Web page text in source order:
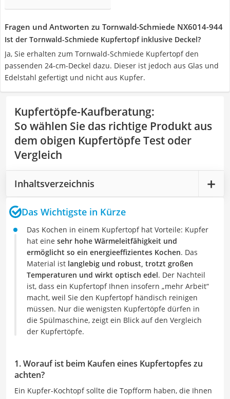
Fragen und Antworten zu Tornwald-Schmiede NX6014-944
Ist der Tornwald-Schmiede Kupfertopf inklusive Deckel?
Ja, Sie erhalten zum Tornwald-Schmiede Kupfertopf den
passenden 24-cm-Deckel dazu. Dieser ist jedoch aus Glas und
Edelstahl gefertigt und nicht aus Kupfer.
Kupfertöpfe-Kaufberatung:
So wählen Sie das richtige Produkt aus
dem obigen Kupfertöpfe Test oder
Vergleich
Inhaltsverzeichnis
Das Wichtigste in Kürze
Das Kochen in einem Kupfertopf hat Vorteile: Kupfer
hat eine sehr hohe Wärmeleitfähigkeit und
ermöglicht so ein energieeffizientes Kochen. Das
Material ist langlebig und robust, trotzt großen
Temperaturen und wirkt optisch edel. Der Nachteil
ist, dass ein Kupfertopf Ihnen insofern „mehr Arbeit“
macht, weil Sie den Kupfertopf händisch reinigen
müssen. Nur die wenigsten Kupfertöpfe dürfen in
die Spülmaschine, zeigt ein Blick auf den Vergleich
der Kupfertöpfe.
1. Worauf ist beim Kaufen eines Kupfertopfes zu
achten?
Ein Kupfer-Kochtopf sollte die Topfform haben, die Ihnen